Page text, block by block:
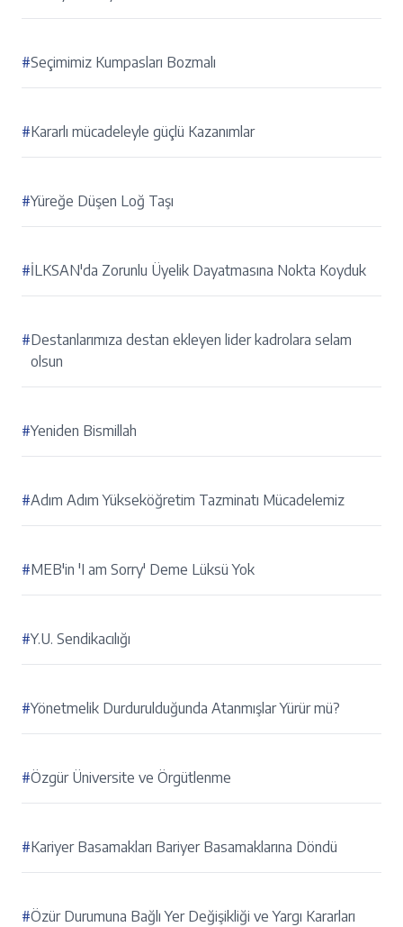
#Seçimimiz Kumpasları Bozmalı
#Kararlı mücadeleyle güçlü Kazanımlar
#Yüreğe Düşen Loğ Taşı
#İLKSAN'da Zorunlu Üyelik Dayatmasına Nokta Koyduk
#Destanlarımıza destan ekleyen lider kadrolara selam
olsun
#Yeniden Bismillah
#Adım Adım Yükseköğretim Tazminatı Mücadelemiz
#MEB'in 'I am Sorry' Deme Lüksü Yok
#Y.U. Sendikacılığı
#Yönetmelik Durdurulduğunda Atanmışlar Yürür mü?
#Özgür Üniversite ve Örgütlenme
#Kariyer Basamakları Bariyer Basamaklarına Döndü
#Özür Durumuna Bağlı Yer Değişikliği ve Yargı Kararları